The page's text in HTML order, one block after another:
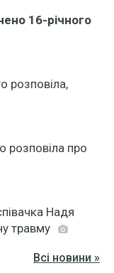
16-річного
розповіла,
розповіла про
Надя
травму
Всі новини »